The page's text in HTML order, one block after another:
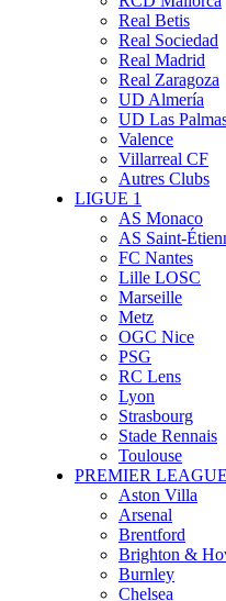
Real Betis
Real Sociedad
Real Madrid
Real Zaragoza
UD Almería
UD Las
Valence
Villarreal CF
Autres Clubs
LIGUE 1
AS Monaco
AS Saint-
FC Nantes
Lille LOSC
Marseille
Metz
OGC Nice
PSG
RC Lens
Lyon
Strasbourg
Stade Rennais
Toulouse
PREMIER LEAGUE
Aston Villa
Arsenal
Brentford
Brighton &
Burnley
Chelsea